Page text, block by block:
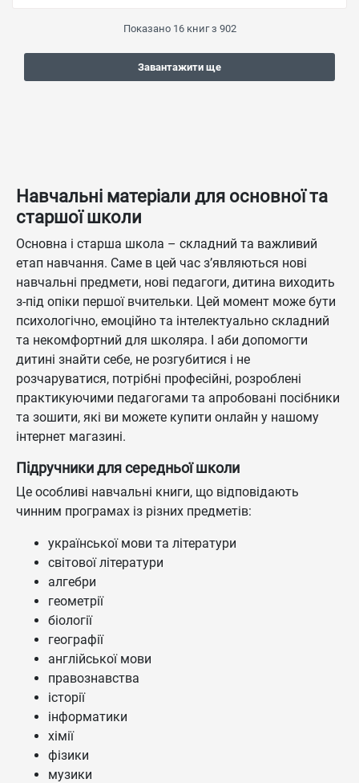
Показано 16книг з 902
Завантажити ще
Навчальні матеріали для основної та
старшої школи
Основна і старша школа – складний та важливий
етап навчання. Саме в цей час з’являються нові
навчальні предмети, нові педагоги, дитина виходить
з-під опіки першої вчительки. Цей момент може бути
психологічно, емоційно та інтелектуально складний
та некомфортний для школяра. І аби допомогти
дитині знайти себе, не розгубитися і не
розчаруватися, потрібні професійні, розроблені
практикуючими педагогами та апробовані посібники
та зошити, які ви можете купити онлайн у нашому
інтернет магазині.
Підручники для середньої школи
Це особливі навчальні книги, що відповідають
чинним програмах із різних предметів:
української мови та літератури
світової літератури
алгебри
геометрії
біології
географії
англійської мови
правознавства
історії
інформатики
хімії
фізики
музики